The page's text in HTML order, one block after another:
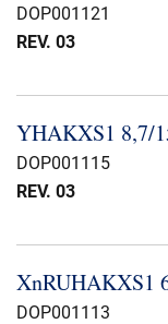
Karriere
Einkauf
DOP001121
REV. 03
YHAKXS1 8,7/
DOP001115
REV. 03
XnRUHAKXS1
DOP001113